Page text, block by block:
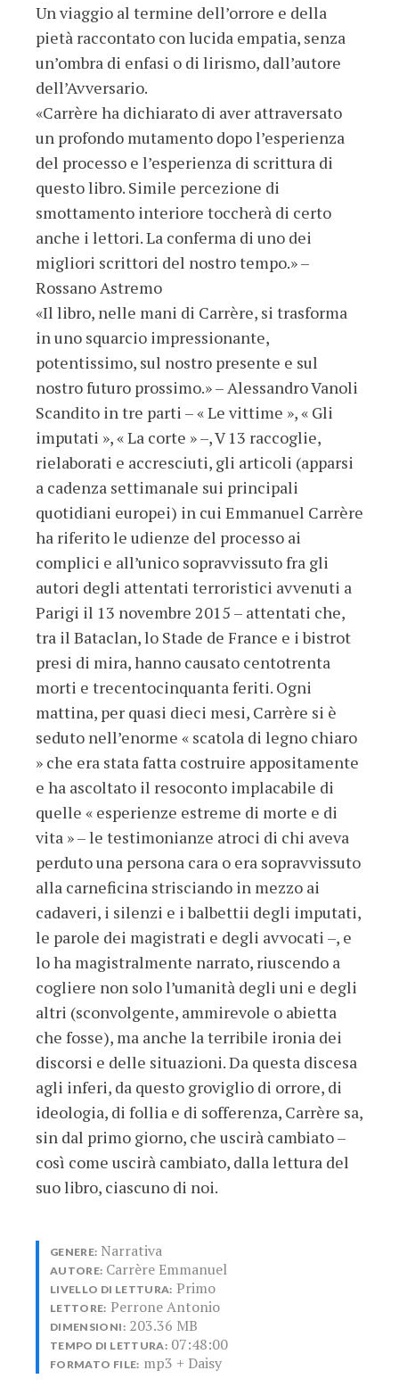
Un viaggio al termine dell’orrore e della
pietà raccontato con lucida empatia, senza
un’ombra di enfasi o di lirismo, dall’autore
dell’Avversario.
«Carrère ha dichiarato di aver attraversato
un profondo mutamento dopo l’esperienza
del processo e l’esperienza di scrittura di
questo libro. Simile percezione di
smottamento interiore toccherà di certo
anche i lettori. La conferma di uno dei
migliori scrittori del nostro tempo.» –
Rossano Astremo
«Il libro, nelle mani di Carrère, si trasforma
in uno squarcio impressionante,
potentissimo, sul nostro presente e sul
nostro futuro prossimo.» – Alessandro Vanoli
Scandito in tre parti – « Le vittime », « Gli
imputati », « La corte » –, V 13 raccoglie,
rielaborati e accresciuti, gli articoli (apparsi
a cadenza settimanale sui principali
quotidiani europei) in cui Emmanuel Carrère
ha riferito le udienze del processo ai
complici e all’unico sopravvissuto fra gli
autori degli attentati terroristici avvenuti a
Parigi il 13 novembre 2015 – attentati che,
tra il Bataclan, lo Stade de France e i bistrot
presi di mira, hanno causato centotrenta
morti e trecentocinquanta feriti. Ogni
mattina, per quasi dieci mesi, Carrère si è
seduto nell’enorme « scatola di legno chiaro
» che era stata fatta costruire appositamente
e ha ascoltato il resoconto implacabile di
quelle « esperienze estreme di morte e di
vita » – le testimonianze atroci di chi aveva
perduto una persona cara o era sopravvissuto
alla carneficina strisciando in mezzo ai
cadaveri, i silenzi e i balbettii degli imputati,
le parole dei magistrati e degli avvocati –, e
lo ha magistralmente narrato, riuscendo a
cogliere non solo l’umanità degli uni e degli
altri (sconvolgente, ammirevole o abietta
che fosse), ma anche la terribile ironia dei
discorsi e delle situazioni. Da questa discesa
agli inferi, da questo groviglio di orrore, di
ideologia, di follia e di sofferenza, Carrère sa,
sin dal primo giorno, che uscirà cambiato –
così come uscirà cambiato, dalla lettura del
suo libro, ciascuno di noi.
GENERE: Narrativa
AUTORE: Carrère Emmanuel
LIVELLO DI LETTURA: Primo
LETTORE: Perrone Antonio
DIMENSIONI: 203.36 MB
TEMPO DI LETTURA: 07:48:00
FORMATO FILE: mp3 + Daisy